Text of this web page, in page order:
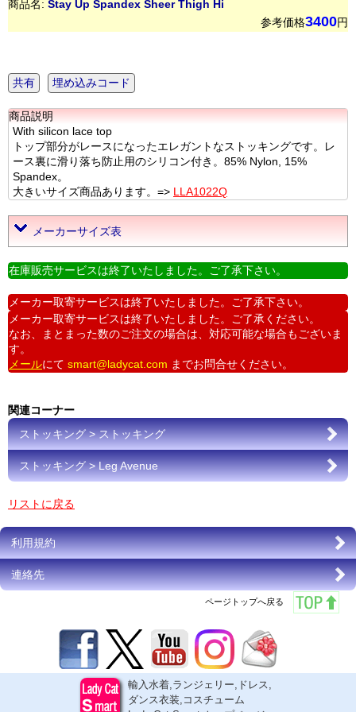
商品名: Stay Up Spandex Sheer Thigh Hi
参考価格3400円
共有 埋め込みコード
商品説明
With silicon lace top
トップ部分がレースになったエレガントなストッキングです。レ
ース裏に滑り落ち防止用のシリコン付き。85% Nylon, 15%
Spandex。
大きいサイズ商品あります。=> LLA1022Q
メーカーサイズ表
在庫販売サービスは終了いたしました。ご了承下さい。
メーカー取寄サービスは終了いたしました。ご了承下さい。
メーカー取寄サービスは終了いたしました。ご了承ください。
なお、まとまった数のご注文の場合は、対応可能な場合もございま
す。
メールにて smart@ladycat.com までお問合せください。
関連コーナー
ストッキング > ストッキング
ストッキング > Leg Avenue
リストに戻る
利用規約
連絡先
ページトップへ戻る
輸入水着,ランジェリー,ドレス,
ダンス衣装,コスチューム